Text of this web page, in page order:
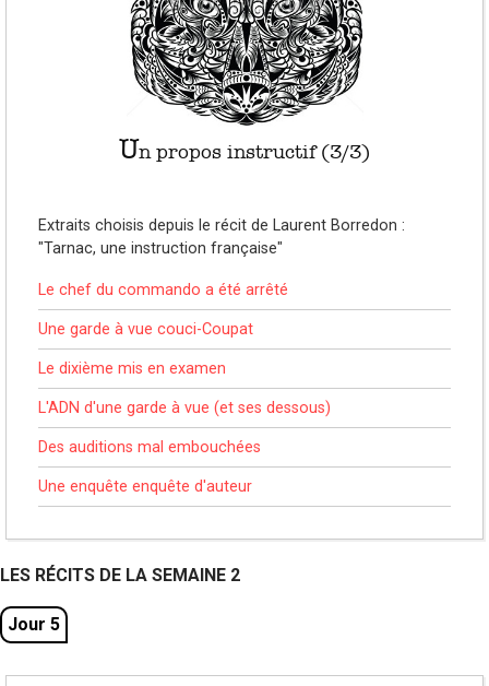
Un propos instructif (3/3)
Extraits choisis depuis le récit de Laurent Borredon :
"Tarnac, une instruction française"
Le chef du commando a été arrêté
Une garde à vue couci-Coupat
Le dixième mis en examen
L'ADN d'une garde à vue (et ses dessous)
Des auditions mal embouchées
Une enquête enquête d'auteur
LES RÉCITS DE LA SEMAINE 2
Jour 5